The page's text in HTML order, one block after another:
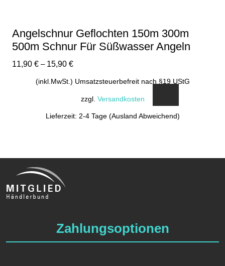
Angelschnur Geflochten 150m 300m
500m Schnur Für Süßwasser Angeln
11,90 € – 15,90 €
(inkl.MwSt.) Umsatzsteuerbefreit nach §19 UStG
zzgl. Versandkosten
Lieferzeit: 2-4 Tage (Ausland Abweichend)
können
auf
Zahlungsoptionen